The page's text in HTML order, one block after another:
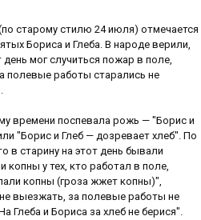
старому стилю 24 июля) отмечается
Бориса и Глеба. В народе верили,
день мог случиться пожар в поле,
полевые работы старались не
времени поспевала рожь — "Борис и
"Борис и Глеб — дозревает хлеб". По
в старину на этот день бывали
копны у тех, кто работал в поле,
копны (гроза жжет копны)",
выезжать, за полевые работы не
Глеба и Бориса за хлеб не берися".